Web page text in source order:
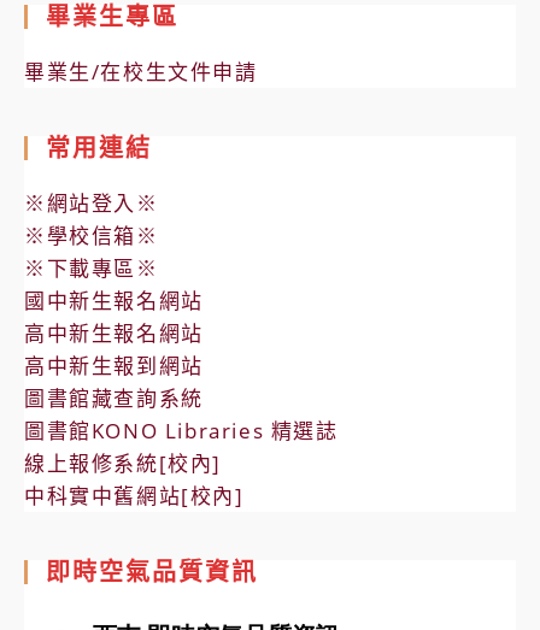
畢業生專區
畢業生/在校生文件申請
常用連結
※網站登入※
※學校信箱※
※下載專區※
國中新生報名網站
高中新生報名網站
高中新生報到網站
圖書館藏查詢系統
圖書館KONO Libraries 精選誌
線上報修系統[校內]
中科實中舊網站[校內]
即時空氣品質資訊